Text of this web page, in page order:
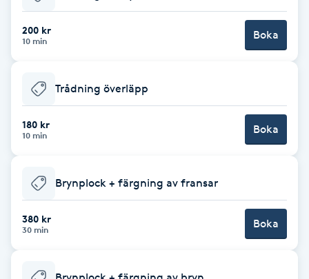
Babylights
Balayage
Barber
Barnklippning
BIAB
Blowout
200 kr
10 min Boka
Trådning överläpp
180 kr
10 min Boka
Brynplock + färgning av fransar
380 kr
30 min Boka